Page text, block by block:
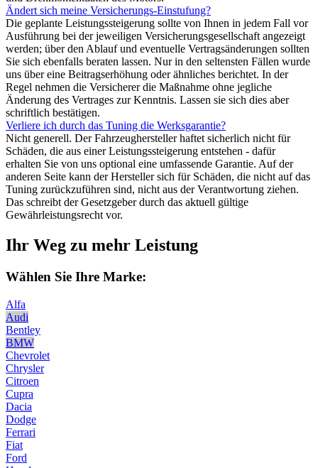
Ändert sich meine Versicherungs-Einstufung?
Die geplante Leistungssteigerung sollte von Ihnen in jedem Fall vor
Ausführung bei der jeweiligen Versicherungsgesellschaft angezeigt
werden; über den Ablauf und eventuelle Vertragsänderungen sollten
Sie sich ebenfalls beraten lassen. Nur in den seltensten Fällen wurde
uns über eine Beitragserhöhung oder ähnliches berichtet. In der
Regel nehmen die Versicherer die Maßnahme ohne jegliche
Änderung des Vertrages zur Kenntnis. Lassen sie sich dies aber
schriftlich bestätigen.
Verliere ich durch das Tuning die Werksgarantie?
Nicht generell. Der Fahrzeughersteller haftet sicherlich nicht für
Schäden, die aus einer Leistungssteigerung entstehen - dafür
erhalten Sie von uns optional eine umfassende Garantie. Auf der
anderen Seite kann der Hersteller sich für Schäden, die nicht auf das
Tuning zurückzuführen sind, nicht aus der Verantwortung ziehen.
Das schreibt der Gesetzgeber durch das aktuell gültige
Gewährleistungsrecht vor.
Ihr Weg zu mehr Leistung
Wählen Sie Ihre Marke:
Alfa
Audi
Bentley
BMW
Chevrolet
Chrysler
Citroen
Cupra
Dacia
Dodge
Ferrari
Fiat
Ford